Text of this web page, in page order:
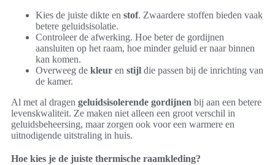
Kies de juiste dikte en stof. Zwaardere stoffen bieden vaak
betere geluidsisolatie.
Controleer de afwerking. Hoe beter de gordijnen
aansluiten op het raam, hoe minder geluid er naar binnen
kan komen.
Overweeg de kleur en stijl die passen bij de inrichting van
de kamer.
Al met al dragen geluidsisolerende gordijnen bij aan een betere
levenskwaliteit. Ze maken niet alleen een groot verschil in
geluidsbeheersing, maar zorgen ook voor een warmere en
uitnodigende uitstraling in huis.
Hoe kies je de juiste thermische raamkleding?